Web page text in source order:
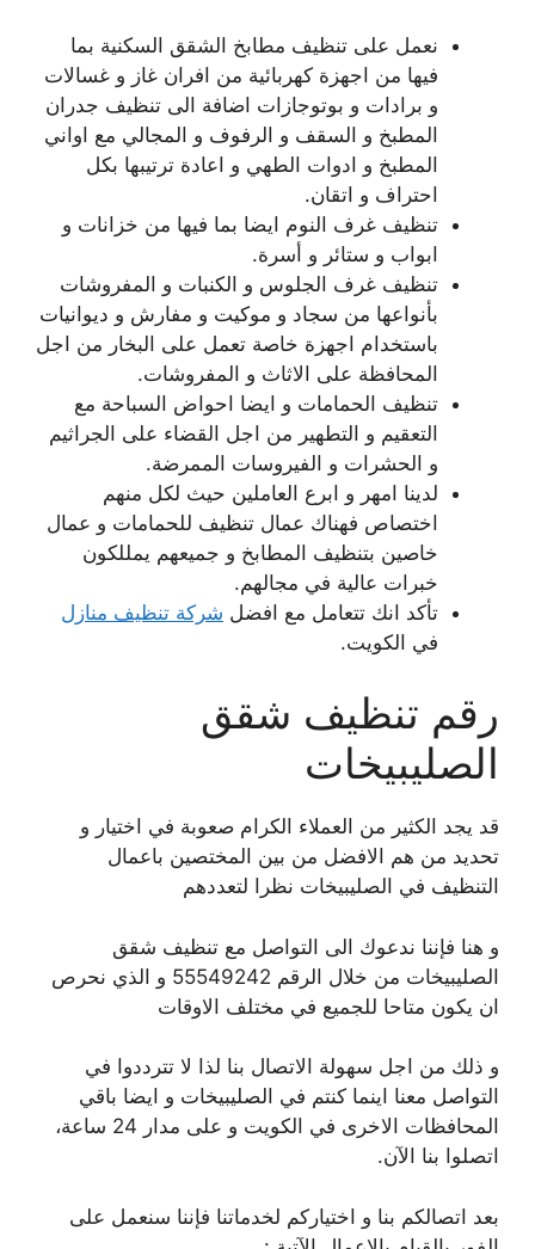
نعمل على تنظيف مطابخ الشقق السكنية بما
فيها من اجهزة كهربائية من افران غاز و غسالات
و برادات و بوتوجازات اضافة الى تنظيف جدران
المطبخ و السقف و الرفوف و المجالي مع اواني
المطبخ و ادوات الطهي و اعادة ترتيبها بكل
احتراف و اتقان.
تنظيف غرف النوم ايضا بما فيها من خزانات و
ابواب و ستائر و أسرة.
تنظيف غرف الجلوس و الكنبات و المفروشات
بأنواعها من سجاد و موكيت و مفارش و ديوانيات
باستخدام اجهزة خاصة تعمل على البخار من اجل
المحافظة على الاثاث و المفروشات.
تنظيف الحمامات و ايضا احواض السباحة مع
التعقيم و التطهير من اجل القضاء على الجراثيم
و الحشرات و الفيروسات الممرضة.
لدينا امهر و ابرع العاملين حيث لكل منهم
اختصاص فهناك عمال تنظيف للحمامات و عمال
خاصين بتنظيف المطابخ و جميعهم يمللكون
خبرات عالية في مجالهم.
تأكد انك تتعامل مع افضل شركة تنظيف منازل
في الكويت.
رقم تنظيف شقق
الصليبيخات
قد يجد الكثير من العملاء الكرام صعوبة في اختيار و
تحديد من هم الافضل من بين المختصين باعمال
التنظيف في الصليبيخات نظرا لتعددهم
و هنا فإننا ندعوك الى التواصل مع تنظيف شقق
الصليبيخات من خلال الرقم 55549242 و الذي نحرص
ان يكون متاحا للجميع في مختلف الاوقات
و ذلك من اجل سهولة الاتصال بنا لذا لا تترددوا في
التواصل معنا اينما كنتم في الصليبيخات و ايضا باقي
المحافظات الاخرى في الكويت و على مدار 24 ساعة،
اتصلوا بنا الآن.
بعد اتصالكم بنا و اختياركم لخدماتنا فإننا سنعمل على